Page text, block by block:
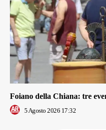
Foiano della Chiana: tre
5 Agosto 2026 17:32